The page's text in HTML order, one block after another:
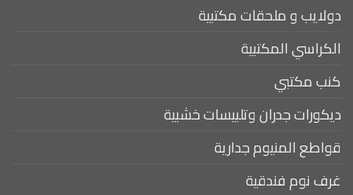
دولايب و ملحقات مكتبية
الكراسي المكتبية
كنب مكتبي
ديكورات جدران وتلبيسات خشبية
قواطع المنيوم جدارية
غرف نوم فندقية